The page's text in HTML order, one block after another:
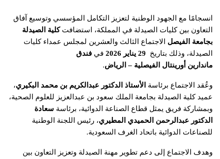
انسجامًا مع الجهود الوطنية لتعزيز التكامل المؤسسي وتوسيع آفاق
التعاون بين كليات الصيدلة في المملكة، استضافتكلية الصيدلة
بجامعة الفيصل الاجتماع الثالث والعشرين لمجلس عمداء كليات
الصيدلة، وذلك بتاريخ 29 يناير 2026 في فندق
ماندارين أورينتال الفيصلية – الرياض.
وعُقد الاجتماع برئاسة الأستاذ الدكتور عبدالكريم بن محمد البكيري،
عميد كلية الصيدلة بجامعة الملك سعود بن عبدالعزيز للعلوم الصحية،
وبمشاركة فريق يمثل قطاع الصناعة الدوائية، برئاسة سعادة
الدكتور عبدالرحمن الحميدي المطيري، رئيس اللجنة الوطنية
للصناعات الدوائية باتحاد الغرف السعودية.
وهدف الاجتماع إلى دعم تطوير مهنة الصيدلة وتعزيز التعاون بين